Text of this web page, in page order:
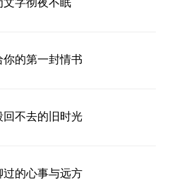
文字彻夜不眠
的第一封情书
不去的旧时光
的心事与远方